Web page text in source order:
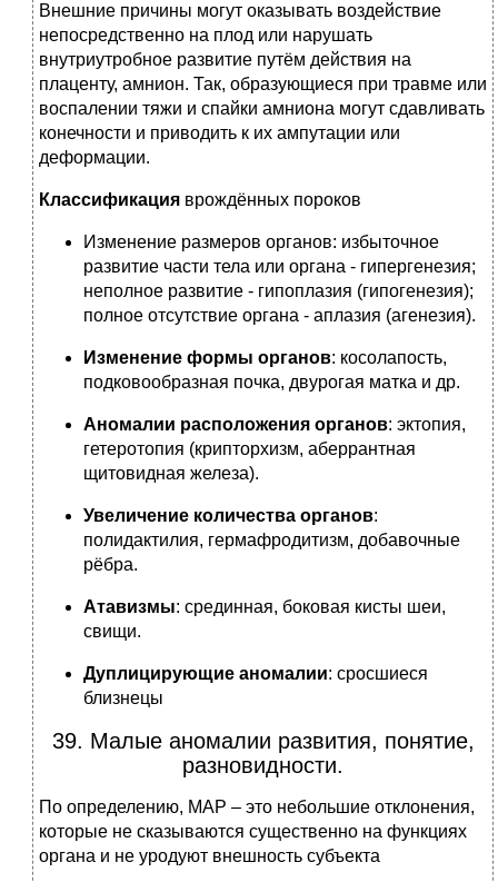
Внешние причины могут оказывать воздействие
непосредственно на плод или нарушать
внутриутробное развитие путём действия на
плаценту, амнион. Так, образующиеся при травме или
воспалении тяжи и спайки амниона могут сдавливать
конечности и приводить к их ампутации или
деформации.
Классификация врождённых пороков
Изменение размеров органов: избыточное
развитие части тела или органа - гипергенезия;
неполное развитие - гипоплазия (гипогенезия);
полное отсутствие органа - аплазия (агенезия).
Изменение формы органов: косолапость,
подковообразная почка, двурогая матка и др.
Аномалии расположения органов: эктопия,
гетеротопия (крипторхизм, аберрантная
щитовидная железа).
Увеличение количества органов:
полидактилия, гермафродитизм, добавочные
рёбра.
Атавизмы: срединная, боковая кисты шеи,
свищи.
Дуплицирующие аномалии: сросшиеся
близнецы
39. Малые аномалии развития, понятие,
разновидности.
По определению, МАР – это небольшие отклонения,
которые не сказываются существенно на функциях
органа и не уродуют внешность субъекта